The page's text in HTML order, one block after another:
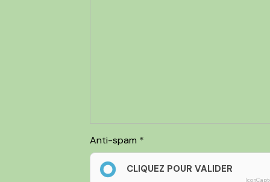
Anti-spam
CLIQUEZ POUR VALIDER